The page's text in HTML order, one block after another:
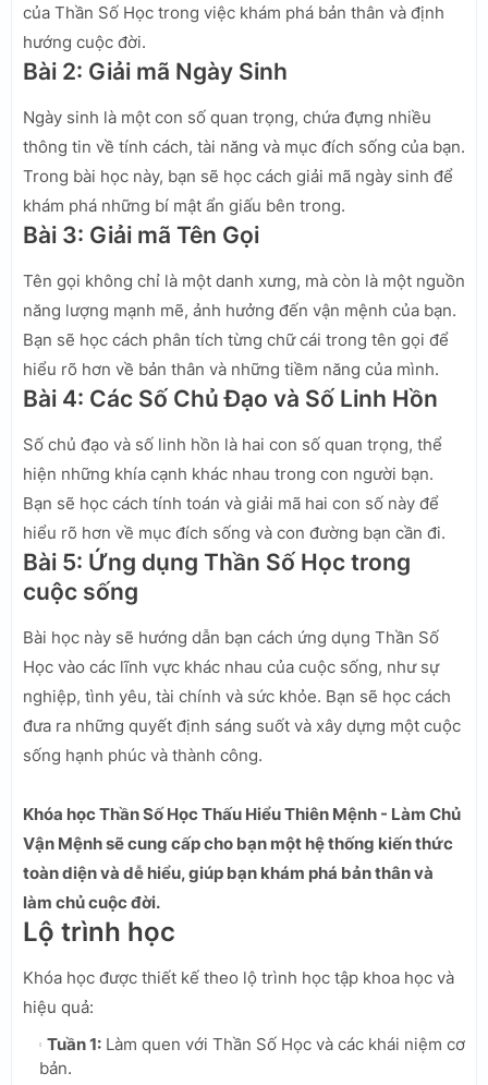
của Thần Số Học trong việc khám phá bản thân và định
hướng cuộc đời.
Bài 2: Giải mã Ngày Sinh
Ngày sinh là một con số quan trọng, chứa đựng nhiều
thông tin về tính cách, tài năng và mục đích sống của bạn.
Trong bài học này, bạn sẽ học cách giải mã ngày sinh để
khám phá những bí mật ẩn giấu bên trong.
Bài 3: Giải mã Tên Gọi
Tên gọi không chỉ là một danh xưng, mà còn là một nguồn
năng lượng mạnh mẽ, ảnh hưởng đến vận mệnh của bạn.
Bạn sẽ học cách phân tích từng chữ cái trong tên gọi để
hiểu rõ hơn về bản thân và những tiềm năng của mình.
Bài 4: Các Số Chủ Đạo và Số Linh Hồn
Số chủ đạo và số linh hồn là hai con số quan trọng, thể
hiện những khía cạnh khác nhau trong con người bạn.
Bạn sẽ học cách tính toán và giải mã hai con số này để
hiểu rõ hơn về mục đích sống và con đường bạn cần đi.
Bài 5: Ứng dụng Thần Số Học trong
cuộc sống
Bài học này sẽ hướng dẫn bạn cách ứng dụng Thần Số
Học vào các lĩnh vực khác nhau của cuộc sống, như sự
nghiệp, tình yêu, tài chính và sức khỏe. Bạn sẽ học cách
đưa ra những quyết định sáng suốt và xây dựng một cuộc
sống hạnh phúc và thành công.
Khóa học Thần Số Học Thấu Hiểu Thiên Mệnh - Làm Chủ
Vận Mệnh sẽ cung cấp cho bạn một hệ thống kiến thức
toàn diện và dễ hiểu, giúp bạn khám phá bản thân và
làm chủ cuộc đời.
Lộ trình học
Khóa học được thiết kế theo lộ trình học tập khoa học và
hiệu quả:
Tuần 1: Làm quen với Thần Số Học và các khái niệm cơ
bản.